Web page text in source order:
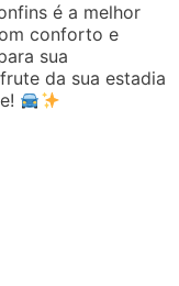
é a melhor
conforto e
sua
da sua estadia